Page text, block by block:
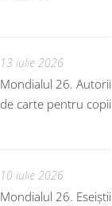
13 iulie 2026
Mondialul 26. Autorii
de carte pentru copii
10 iulie 2026
Mondialul 26. Eseiștii